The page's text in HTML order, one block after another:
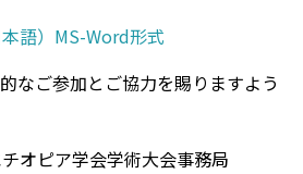
語）MS-Word形式
なご参加とご協力を賜りますよう
オピア学会学術大会事務局